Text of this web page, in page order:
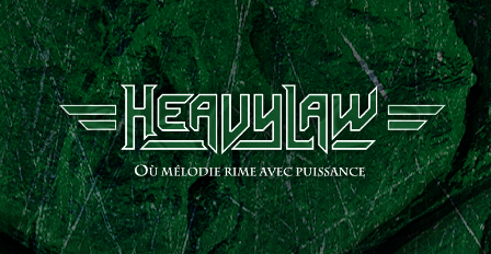
ACCUEIL
NEWS
CHRONIQUES
INTERVIEWS
REPORTS